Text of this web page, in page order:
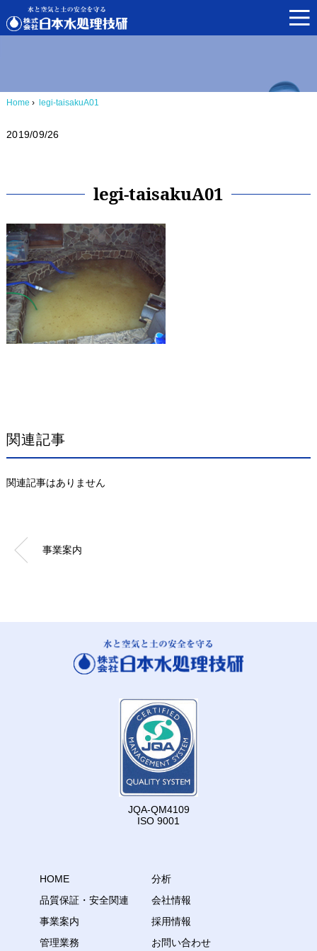
Home › legi-taisakuA01
2019/09/26
legi-taisakuA01
関連記事
関連記事はありません
事業案内
JQA-QM4109
ISO 9001
HOME
品質保証・安全関連
事業案内
管理業務
分析
会社情報
採用情報
お問い合わせ